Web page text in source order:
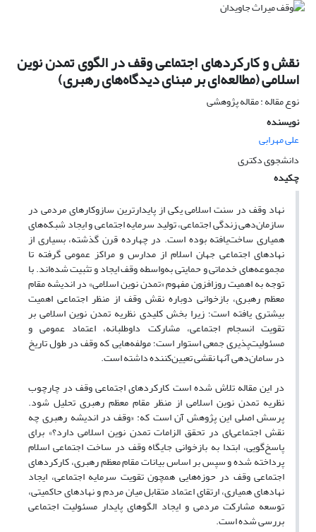
نقش و کارکردهای اجتماعی وقف در الگوی تمدن نوین
اسلامی (مطالعه‌ای بر مبنای دیدگاه‌های رهبری)
نوع مقاله : مقاله پژوهشی
نویسنده
علی مهرابی
دانشجوی دکتری
چکیده
نهاد وقف در سنت اسلامی یکی از پایدارترین سازوکارهای مردمی در
سازمان‌دهی زندگی اجتماعی، تولید سرمایه اجتماعی و ایجاد شبکه‌های
همیاری ساخت‌یافته بوده است. در چهارده قرن گذشته، بسیاری از
نهادهای اجتماعی جهان اسلام از مدارس و مراکز عمومی گرفته تا
مجموعه‌های خدماتی و حمایتی به‌واسطه وقف ایجاد و تثبیت شده‌اند. با
توجه به اهمیت روزافزون مفهوم «تمدن نوین اسلامی» در اندیشه مقام
معظم رهبری، بازخوانی دوباره نقش وقف از منظر اجتماعی اهمیت
بیشتری یافته است؛ زیرا بخش کلیدی نظریه تمدن نوین اسلامی بر
تقویت انسجام اجتماعی، مشارکت داوطلبانه، اعتماد عمومی و
مسئولیت‌پذیری جمعی استوار است؛ مولفه‌هایی که وقف در طول تاریخ
در سامان‌دهی آنها نقشی تعیین‌کننده داشته است.
در این مقاله تلاش شده است کارکردهای اجتماعی وقف در چارچوب
نظریه تمدن نوین اسلامی از منظر مقام معظم رهبری تحلیل شود.
پرسش اصلی این پژوهش آن است که: «وقف در اندیشه رهبری چه
نقش اجتماعی‌ای در تحقق الزامات تمدن نوین اسلامی دارد؟» برای
پاسخ‌گویی، ابتدا به بازخوانی جایگاه وقف در ساخت اجتماعی اسلام
پرداخته شده و سپس بر اساس بیانات مقام معظم رهبری، کارکردهای
اجتماعی وقف در حوزه‌هایی همچون تقویت سرمایه اجتماعی، ایجاد
نهادهای همیاری، ارتقای اعتماد متقابل میان مردم و نهادهای حاکمیتی،
توسعه مشارکت مردمی و ایجاد الگوهای پایدار مسئولیت اجتماعی
بررسی شده است.